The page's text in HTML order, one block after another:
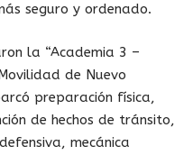
seguro y ordenado.
la “Academia 3 –
de Nuevo
preparación física,
de hechos de tránsito,
mecánica